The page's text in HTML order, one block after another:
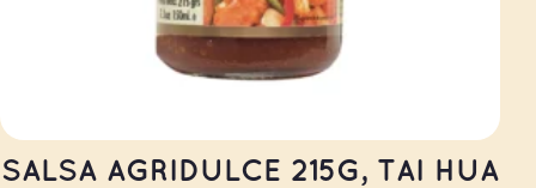
SALSA AGRIDULCE 215G, TAI HUA